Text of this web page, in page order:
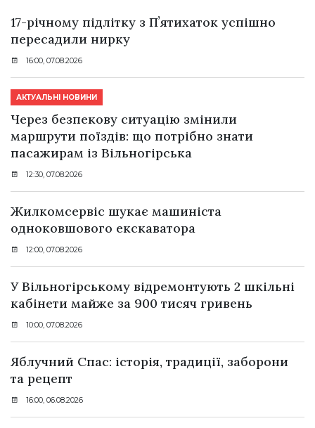
17-річному підлітку з Пʼятихаток успішно
пересадили нирку
16:00, 07.08.2026
АКТУАЛЬНІ НОВИНИ
Через безпекову ситуацію змінили
маршрути поїздів: що потрібно знати
пасажирам із Вільногірська
12:30, 07.08.2026
Жилкомсервіс шукає машиніста
одноковшового екскаватора
12:00, 07.08.2026
У Вільногірському відремонтують 2 шкільні
кабінети майже за 900 тисяч гривень
10:00, 07.08.2026
Яблучний Спас: історія, традиції, заборони
та рецепт
16:00, 06.08.2026